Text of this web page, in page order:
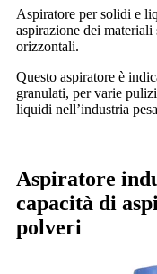
Aspiratore per solidi e
aspirazione dei
orizzontali.
Questo aspiratore è
granulati, per varie
liquidi nell’industria
Aspiratore
capacità di
polveri